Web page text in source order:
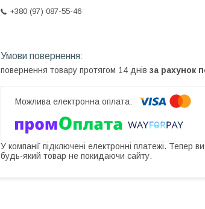
+380 (97) 087-55-46
повернення товару протягом 14 днів за рахунок
У компанії підключені електронні платежі. Тепер
будь-який товар не покидаючи сайту.